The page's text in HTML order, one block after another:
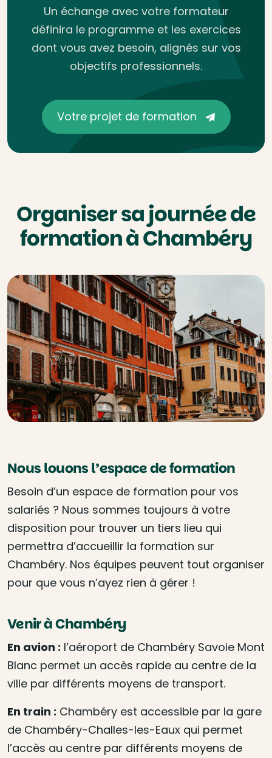
Un échange avec votre formateur
définira le programme et les exercices
dont vous avez besoin, alignés sur vos
objectifs professionnels.
Votre projet de formation
Organiser sa journée de
formation à Chambéry
Nous louons l’espace de formation
Besoin d’un espace de formation pour vos
salariés ? Nous sommes toujours à votre
disposition pour trouver un tiers lieu qui
permettra d’accueillir la formation sur
Chambéry. Nos équipes peuvent tout organiser
pour que vous n’ayez rien à gérer !
Venir à Chambéry
En avion : l’aéroport de Chambéry Savoie Mont
Blanc permet un accès rapide au centre de la
ville par différents moyens de transport.
En train : Chambéry est accessible par la gare
de Chambéry-Challes-les-Eaux qui permet
l’accès au centre par différents moyens de